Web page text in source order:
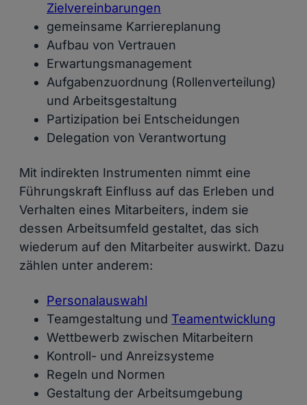
Zielvereinbarungen
gemeinsame Karriereplanung
Aufbau von Vertrauen
Erwartungsmanagement
Aufgabenzuordnung (Rollenverteilung)
und Arbeitsgestaltung
Partizipation bei Entscheidungen
Delegation von Verantwortung
Mit indirekten Instrumenten nimmt eine
Führungskraft Einfluss auf das Erleben und
Verhalten eines Mitarbeiters, indem sie
dessen Arbeitsumfeld gestaltet, das sich
wiederum auf den Mitarbeiter auswirkt. Dazu
zählen unter anderem:
Personalauswahl
Teamgestaltung und Teamentwicklung
Wettbewerb zwischen Mitarbeitern
Kontroll- und Anreizsysteme
Regeln und Normen
Gestaltung der Arbeitsumgebung